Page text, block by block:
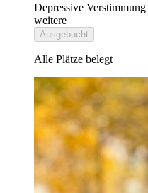
Depressive Verstimmung
weitere
Ausgebucht
Alle Plätze belegt